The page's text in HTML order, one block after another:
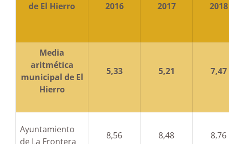
de El Hierro
2016
2017
2018
Media
aritmética
municipal de El
Hierro
5,33 5,21 7,47
Ayuntamiento
de La Frontera
8,56 8,48 8,76